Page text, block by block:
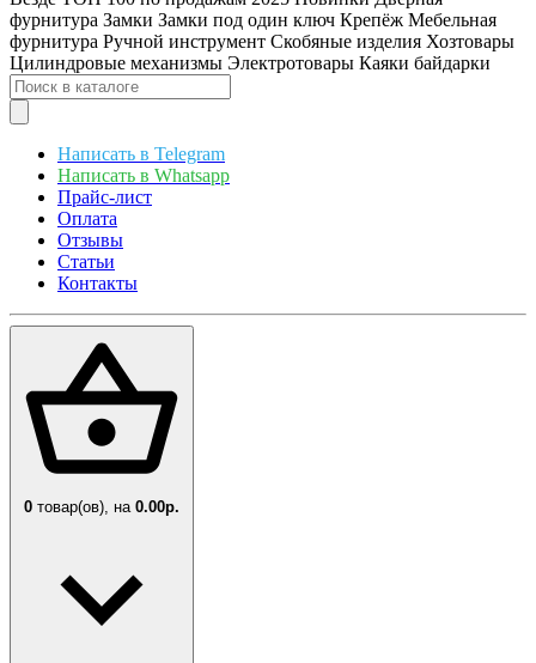
фурнитура Замки Замки под один ключ Крепёж Мебельная
фурнитура Ручной инструмент Скобяные изделия Хозтовары
Цилиндровые механизмы Электротовары Каяки байдарки
Написать в Telegram
Написать в Whatsapp
Прайс-лист
Оплата
Отзывы
Статьи
Контакты
0 товар(ов), на 0.00р.